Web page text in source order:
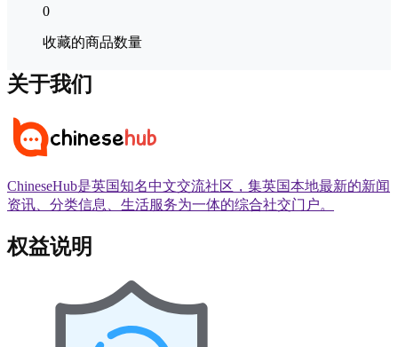
0
收藏的商品数量
关于我们
ChineseHub是英国知名中文交流社区，集英国本地最新的新闻
资讯、分类信息、生活服务为一体的综合社交门户。
权益说明